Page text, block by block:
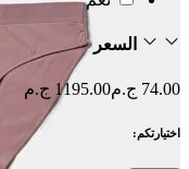
السعر
74.00 ج.م 1195.00 ج.م
اختيارتكم: